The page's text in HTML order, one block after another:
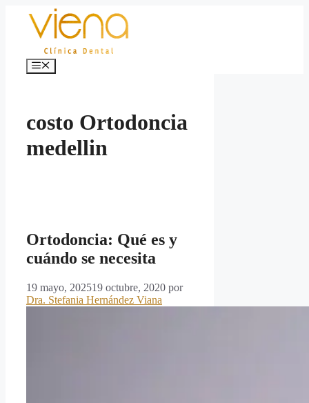
contenido
Menú
costo Ortodoncia
medellin
Ortodoncia: Qué es y
cuándo se necesita
19 mayo, 202519 octubre, 2020 por
Dra. Stefania Hernández Viana